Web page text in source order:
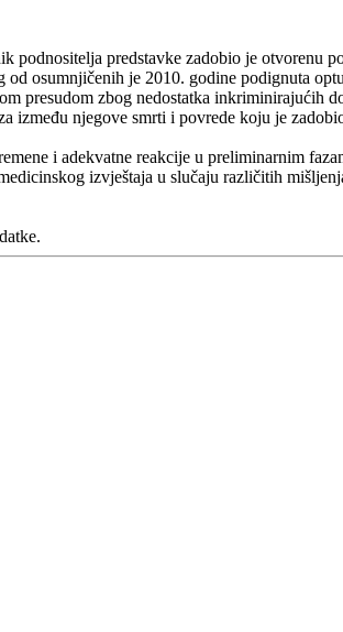
podnositelja predstavke zadobio je otvorenu
od osumnjičenih je 2010. godine podignuta
presudom zbog nedostatka inkriminirajućih
između njegove smrti i povrede koju je
i adekvatne reakcije u preliminarnim
izvještaja u slučaju različitih